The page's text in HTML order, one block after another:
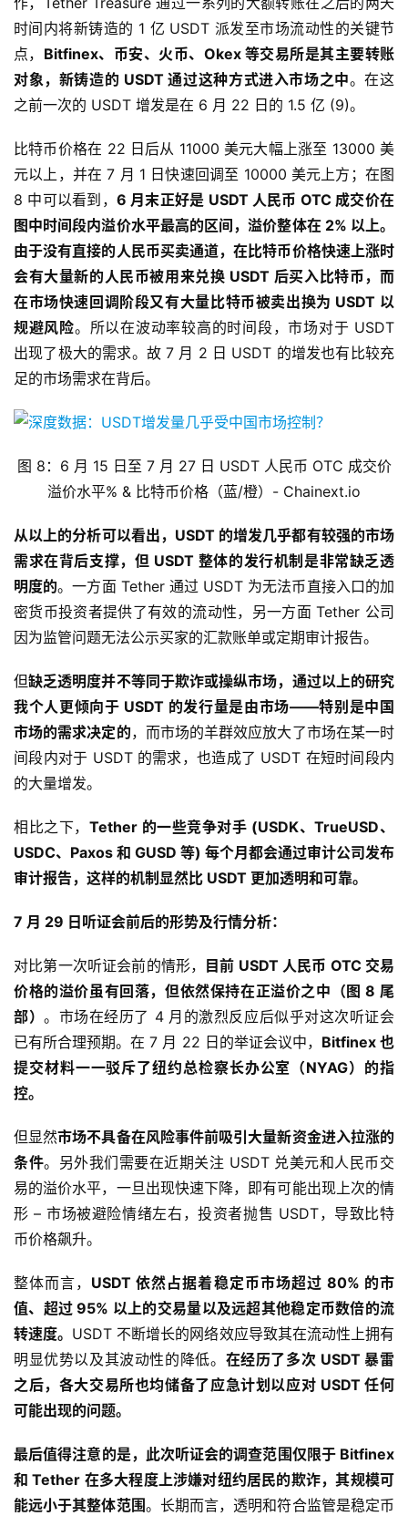
时间内将新铸造的 1 亿 USDT 派发至市场流动性的关键节
点， Bitfinex、币安、火币、Okex 等交易所是其主要转账
对象，新铸造的 USDT 通过这种方式进入市场之中。在这
之前一次的 USDT 增发是在 6 月 22 日的 1.5 亿 (9)。
比特币价格在 22 日后从 11000 美元大幅上涨至 13000 美
元以上，并在 7 月 1 日快速回调至 10000 美元上方；在图
8 中可以看到， 6 月末正好是 USDT 人民币 OTC 成交价在
图中时间段内溢价水平最高的区间，溢价整体在 2% 以上。
由于没有直接的人民币买卖通道，在比特币价格快速上涨时
会有大量新的人民币被用来兑换 USDT 后买入比特币，而
在市场快速回调阶段又有大量比特币被卖出换为 USDT 以
规避风险。所以在波动率较高的时间段，市场对于 USDT
出现了极大的需求。故 7 月 2 日 USDT 的增发也有比较充
足的市场需求在背后。
图 8：6 月 15 日至 7 月 27 日 USDT 人民币 OTC 成交价
溢价水平% & 比特币价格（蓝/橙）- Chainext.io
从以上的分析可以看出，USDT 的增发几乎都有较强的市场
需求在背后支撑，但 USDT 整体的发行机制是非常缺乏透
明度的。一方面 Tether 通过 USDT 为无法币直接入口的加
密货币投资者提供了有效的流动性，另一方面 Tether 公司
因为监管问题无法公示买家的汇款账单或定期审计报告。
但缺乏透明度并不等同于欺诈或操纵市场，通过以上的研究
我个人更倾向于 USDT 的发行量是由市场——特别是中国
市场的需求决定的，而市场的羊群效应放大了市场在某一时
间段内对于 USDT 的需求，也造成了 USDT 在短时间段内
的大量增发。
相比之下， Tether 的一些竞争对手 (USDK、TrueUSD、
USDC、Paxos 和 GUSD 等) 每个月都会通过审计公司发布
审计报告，这样的机制显然比 USDT 更加透明和可靠。
7 月 29 日听证会前后的形势及行情分析：
对比第一次听证会前的情形，
目前 USDT 人民币 OTC 交易
价格的溢价虽有回落，但依然保持在正溢价之中（图 8 尾
部）。市场在经历了 4 月的激烈反应后似乎对这次听证会
已有所合理预期。在 7 月 22 日的举证会议中， Bitfinex 也
提交材料一一驳斥了纽约总检察长办公室（NYAG）的指
控。
但显然市场不具备在风险事件前吸引大量新资金进入拉涨的
条件。另外我们需要在近期关注 USDT 兑美元和人民币交
易的溢价水平，一旦出现快速下降，即有可能出现上次的情
形 – 市场被避险情绪左右，投资者抛售 USDT，导致比特
币价格飙升。
整体而言， USDT 依然占据着稳定币市场超过 80% 的市
值、超过 95% 以上的交易量以及远超其他稳定币数倍的流
转速度。 USDT 不断增长的网络效应导致其在流动性上拥有
明显优势以及其波动性的降低。 在经历了多次 USDT 暴雷
之后，各大交易所也均储备了应急计划以应对 USDT 任何
可能出现的问题。
最后值得注意的是，此次听证会的调查范围仅限于 Bitfinex
和 Tether 在多大程度上涉嫌对纽约居民的欺诈，其规模可
能远小于其整体范围。长期而言，透明和符合监管是稳定币